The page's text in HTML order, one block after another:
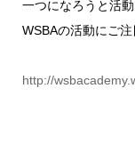
一つになろうと活
WSBAの活動にご注
http://